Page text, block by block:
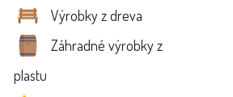
Výrobky z dreva
Záhradné výrobky z
plastu